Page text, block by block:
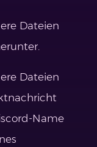
Dateien
Dateien
Name